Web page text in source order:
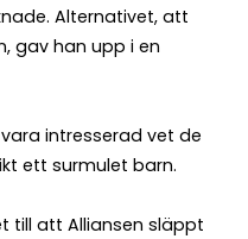
Alternativet, att
gav han upp i en
intresserad vet de
ett surmulet barn.
till att Alliansen släppt